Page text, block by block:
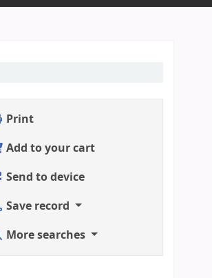
Print
Add to your cart
Send to device
Save record
More searches